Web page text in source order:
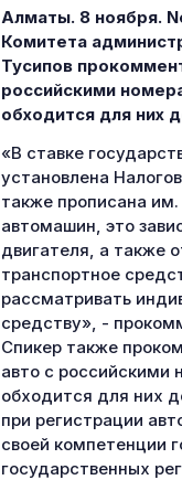
Алматы. 8 ноября.
Комитета
Тусипов
российскими
обходится для них
«В ставке
установлена
также прописана
автомашин, это
двигателя, а также
транспортное
рассматривать
средству», -
Спикер также
авто с российскими
обходится для них
при регистрации
своей компетенции
государственных